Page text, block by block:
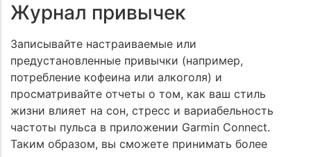
Журнал привычек
Записывайте настраиваемые или
предустановленные привычки (например,
потребление кофеина или алкоголя) и
просматривайте отчеты о том, как ваш стиль
жизни влияет на сон, стресс и вариабельность
частоты пульса в приложении Garmin Connect.
Таким образом, вы сможете принимать более